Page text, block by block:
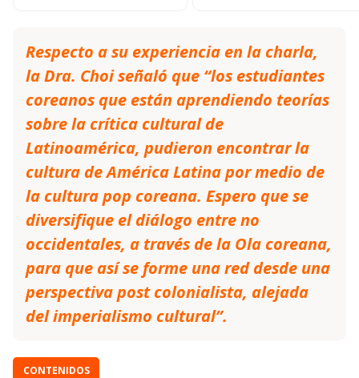
Respecto a su experiencia en la charla,
la Dra. Choi señaló que “los estudiantes
coreanos que están aprendiendo teorías
sobre la crítica cultural de
Latinoamérica, pudieron encontrar la
cultura de América Latina por medio de
la cultura pop coreana. Espero que se
diversifique el diálogo entre no
occidentales, a través de la Ola coreana,
para que así se forme una red desde una
perspectiva post colonialista, alejada
del imperialismo cultural”.
CONTENIDOS